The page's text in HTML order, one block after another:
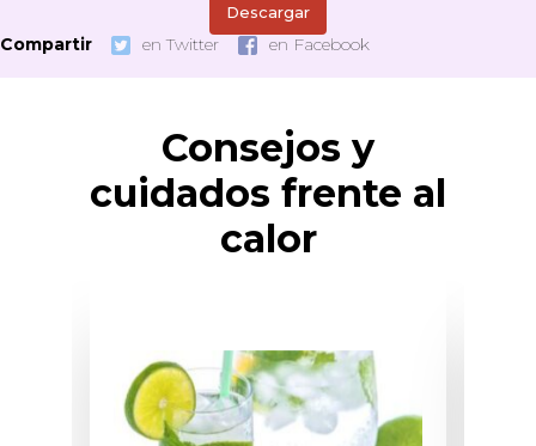
Descargar
Compartir en Twitter en Facebook
Consejos y
cuidados frente al
calor
VER CONSEJOS